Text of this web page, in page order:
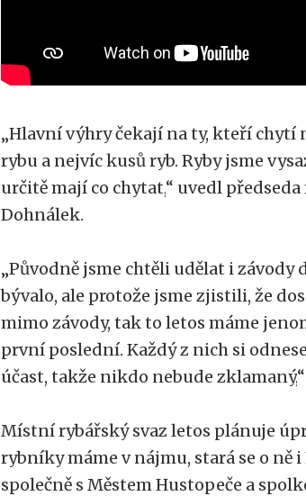
„Hlavní výhry čekají na ty, kteří chytí
rybu a nejvíc kusů ryb. Ryby jsme
určitě mají co chytat,“ uvedl
Dohnálek.
„Původně jsme chtěli udělat i
bývalo, ale protože jsme zjistili, že
mimo závody, tak to letos máme
první poslední. Každý z nich si
účast, takže nikdo nebude zklamaný,“
Místní rybářský svaz letos plánuje
rybníky máme v nájmu, stará se o ně
společně s Městem Hustopeče a